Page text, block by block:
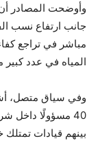
وأوضحت المصادر أن
جانب ارتفاع نسب
مباشر في تراجع
المياه في عدد
وفي سياق متصل،
40 مسؤولًا داخل
بينهم قيادات